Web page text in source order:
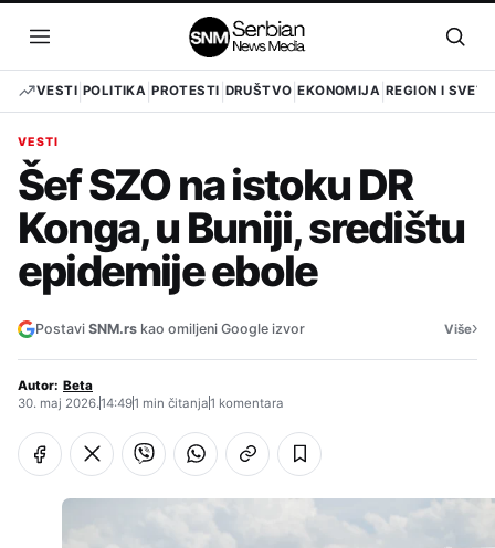
sadržaj
Otvori
meni
VESTI POLITIKA PROTESTI DRUŠTVO EKONOMIJA REGION I SVET
VESTI
Šef SZO na istoku DR
Konga, u Buniji, središtu
epidemije ebole
Postavi SNM.rs kao omiljeni Google izvor Više›
Autor: Beta
30. maj 2026.14:491 min čitanja1 komentara